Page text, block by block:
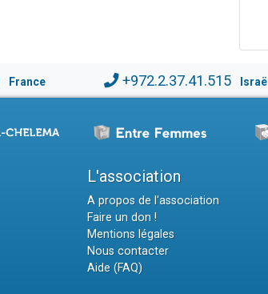
France +972.2.37.41.515 Israël
L'association
A propos de l'association
Faire un don !
Mentions légales
Nous contacter
Aide (FAQ)